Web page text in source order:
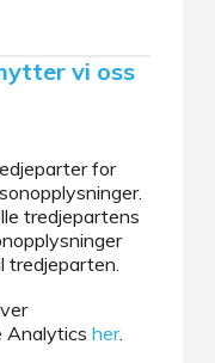
vi oss
for
tredjepartens
tredjeparten.
Analytics her.